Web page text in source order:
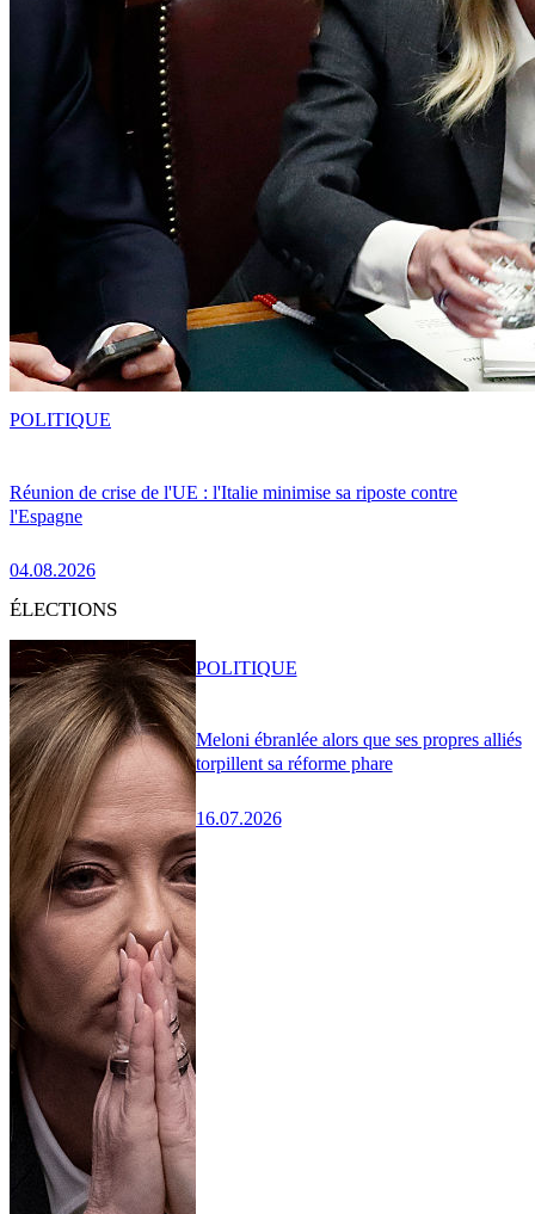
Réunion de crise de l'UE : l'Italie minimise sa riposte contre
l'Espagne
04.08.2026
POLITIQUE
ÉLECTIONS
Meloni ébranlée alors que ses propres alliés
torpillent sa réforme phare
16.07.2026
POLITIQUE